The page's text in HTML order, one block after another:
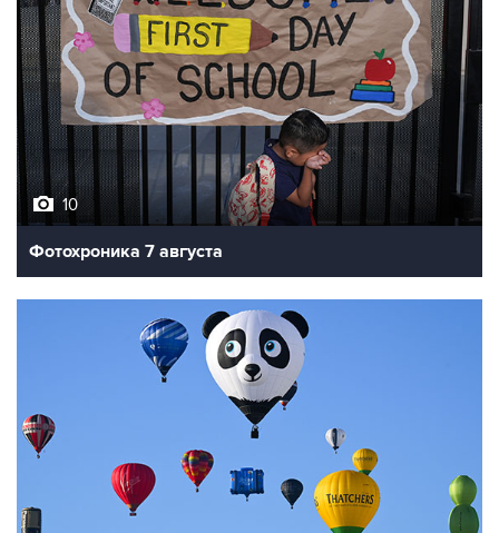
10
Фотохроника 7 августа